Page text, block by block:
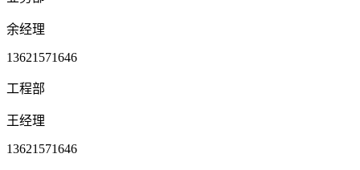
余经理
13621571646
工程部
王经理
13621571646